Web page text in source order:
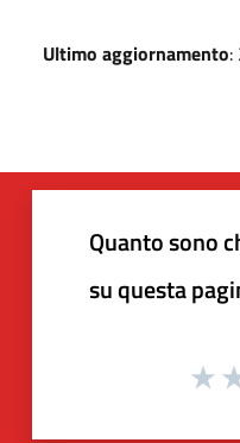
Ultimo aggiornamento:
Quanto sono
su questa